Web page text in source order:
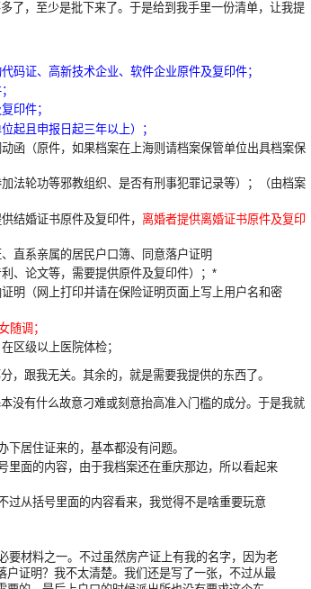
了，至少是批下来了。于是给到我手里一份清单，让我提
码证、高新技术企业、软件企业原件及复印件；
印件；
起且申报日起三年以上）；
函（原件，如果档案在上海则请档案保管单位出具档案保
法轮功等邪教组织、是否有刑事犯罪记录等）；（由档案
结婚证书原件及复印件， 离婚者提供离婚证书原件及复印
直系亲属的居民户口簿、同意落户证明
、论文等，需要提供原件及复印件）；*
明（网上打印并请在保险证明页面上写上用户名和密
随调；
区级以上医院体检；
，跟我无关。其余的，就是需要我提供的东西了。
没有什么故意刁难或刻意抬高准入门槛的成分。于是我就
居住证来的，基本都没有问题。
里面的内容，由于我档案还在重庆那边，所以看起来
过从括号里面的内容看来，我觉得不是啥重要玩意
要材料之一。不过虽然房产证上有我的名字，因为老
户证明？我不太清楚。我们还是写了一张，不过从最